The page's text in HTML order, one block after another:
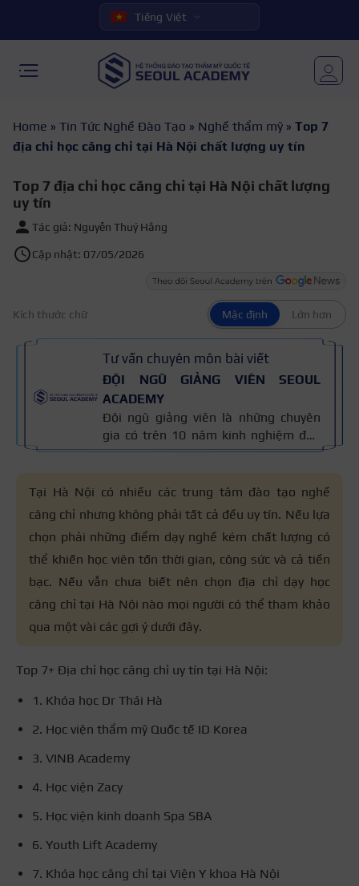
Tiếng Việt
Home » Tin Tức Nghề Đào Tạo » Nghề thẩm mỹ » Top 7
địa chỉ học căng chỉ tại Hà Nội chất lượng uy tín
Top 7 địa chỉ học căng chỉ tại Hà Nội chất lượng
uy tín
Tác giả: Nguyễn Thuý Hằng
Cập nhật: 07/05/2026
Kích thước chữ Mặc định Lớn hơn
Tư vấn chuyên môn bài viết
ĐỘI NGŨ GIẢNG VIÊN SEOUL
ACADEMY
Đội ngũ giảng viên là những chuyên
gia có trên 10 năm kinh nghiệm đào
tạo nghề và kiến thức thẩm mỹ
nối mi, trang điểm, tóc. Nội dung bài
viết được xây dựng dựa trên giáo trình
đào tạo và kinh nghiệm giảng dạy
thực tế, đồng thời được cập nhật
thường xuyên để đảm bảo tính chính
xác.
Tại Hà Nội có nhiều các trung tâm đào tạo nghề
căng chỉ nhưng không phải tất cả đều uy tín. Nếu lựa
chọn phải những điểm dạy nghề kém chất lượng có
thể khiến học viên tốn thời gian, công sức và cả tiền
bạc. Nếu vẫn chưa biết nên chọn địa chỉ dạy học
căng chỉ tại Hà Nội nào mọi người có thể tham khảo
qua một vài các gợi ý dưới đây.
Top 7+ Địa chỉ học căng chỉ uy tín tại Hà Nội:
1. Khóa học Dr Thái Hà
2. Học viện thẩm mỹ Quốc tế ID Korea
3. VINB Academy
4. Học viện Zacy
5. Học viện kinh doanh Spa SBA
6. Youth Lift Academy
7. Khóa học căng chỉ tại Viện Y khoa Hà Nội